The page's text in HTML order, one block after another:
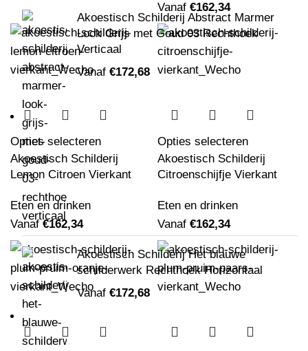
Vanaf €162,34
Opties selecteren
Akoestisch Schilderij
Lemon Citroen Vierkant
Eten en drinken
Vanaf€162,34
Opties selecteren
Akoestisch Schilderij
Citroenschijfje Vierkant
Eten en drinken
Vanaf €162,34
Akoestisch Schilderij Abstract Marmer
Look Grijs met Goud 03 Rechthoek
Verticaal
Vanaf €172,68
Akoestisch Schilderij Het blauwe
schilderwerk Rechthoek Horizontaal
Vanaf €172,68